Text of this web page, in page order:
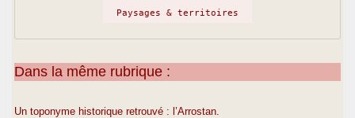
Paysages & territoires
Dans la même rubrique :
Un toponyme historique retrouvé : l’Arrostan.